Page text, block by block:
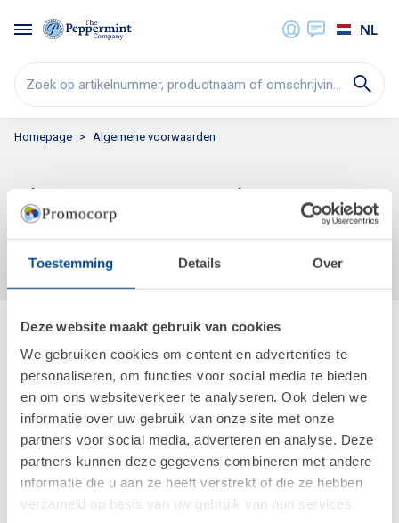
Toestemming Details Over
Deze website maakt gebruik van cookies
We gebruiken cookies om content en advertenties te
personaliseren, om functies voor social media te bieden
en om ons websiteverkeer te analyseren. Ook delen we
informatie over uw gebruik van onze site met onze
partners voor social media, adverteren en analyse. Deze
partners kunnen deze gegevens combineren met andere
informatie die u aan ze heeft verstrekt of die ze hebben
verzameld op basis van uw gebruik van hun services.
Zoek op artikelnummer, productnaam of omschrijving...
NL
Homepage Algemene voorwaarden
Algemene voorwaarden
The Peppermint Company
Wie zijn wij?
MVO
Bedrijfsgegevens
Algemene voorwaarden
Privacyverklaring
Cookieverklaring